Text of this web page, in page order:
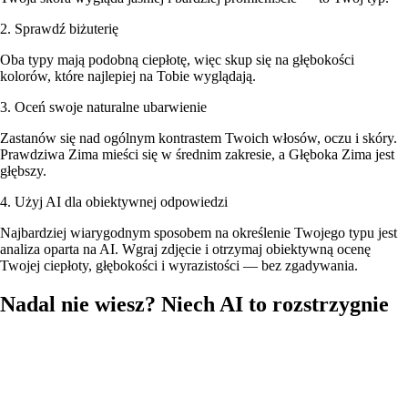
2. Sprawdź biżuterię
Oba typy mają podobną ciepłotę, więc skup się na głębokości
kolorów, które najlepiej na Tobie wyglądają.
3. Oceń swoje naturalne ubarwienie
Zastanów się nad ogólnym kontrastem Twoich włosów, oczu i skóry.
Prawdziwa Zima mieści się w średnim zakresie, a Głęboka Zima jest
głębszy.
4. Użyj AI dla obiektywnej odpowiedzi
Najbardziej wiarygodnym sposobem na określenie Twojego typu jest
analiza oparta na AI. Wgraj zdjęcie i otrzymaj obiektywną ocenę
Twojej ciepłoty, głębokości i wyrazistości — bez zgadywania.
Nadal nie wiesz? Niech AI to rozstrzygnie